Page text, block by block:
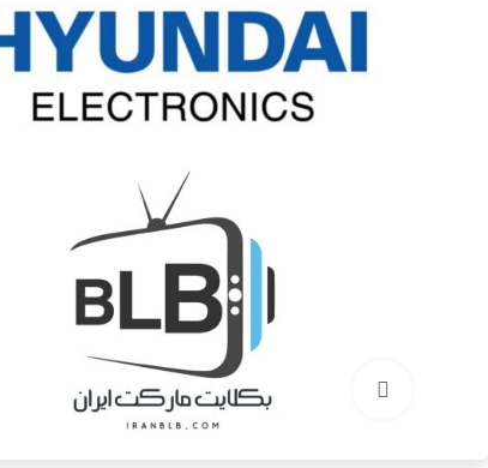
برای بزرگنمایی کلیک کنید